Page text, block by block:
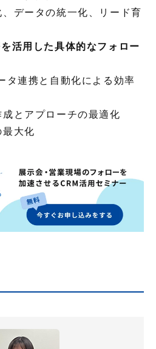
、データの統一化、リード育
活用した具体的なフォロー
連携と自動化による効率
とアプローチの最適化
大化